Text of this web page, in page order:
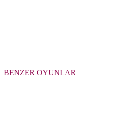
BENZER OYUNLAR